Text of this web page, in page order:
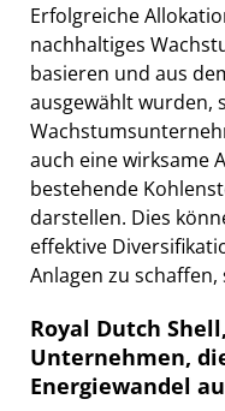
Erfolgreiche
nachhaltiges
basieren und aus
ausgewählt wurden,
auch eine wirksame
bestehende
darstellen. Dies
effektive
Anlagen zu
Royal Dutch
Unternehmen,
Energiewandel